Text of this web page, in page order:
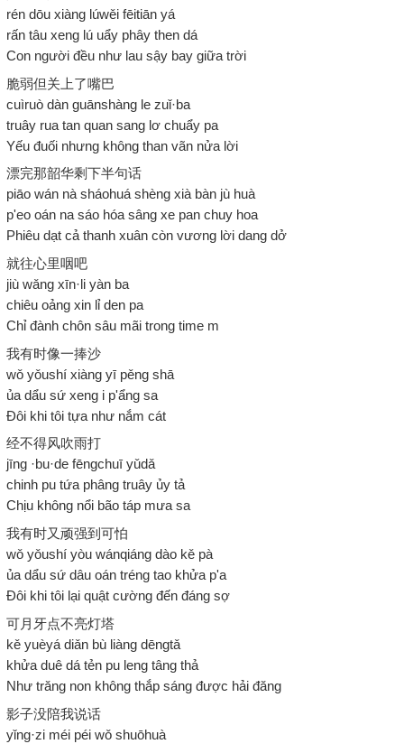
rén dōu xiàng lúwěi fēitiān yá
rấn tâu xeng lú uẩy phây then dá
Con người đều như lau sậy bay giữa trời
脆弱但关上了嘴巴
cuìruò dàn guānshàng le zuǐ·ba
truây rua tan quan sang lơ chuẩy pa
Yếu đuối nhưng không than vãn nửa lời
漂完那韶华剩下半句话
piāo wán nà sháohuá shèng xià bàn jù huà
p'eo oán na sáo hóa sâng xe pan chuy hoa
Phiêu dạt cả thanh xuân còn vương lời dang dở
就往心里咽吧
jiù wǎng xīn·li yàn ba
chiêu oảng xin lỉ den pa
Chỉ đành chôn sâu mãi trong time m
我有时像一捧沙
wǒ yǒushí xiàng yī pěng shā
ủa dẩu sứ xeng i p'ẩng sa
Đôi khi tôi tựa như nắm cát
经不得风吹雨打
jīng ·bu·de fēngchuī yǔdǎ
chinh pu tứa phâng truây ủy tả
Chịu không nổi bão táp mưa sa
我有时又顽强到可怕
wǒ yǒushí yòu wánqiáng dào kě pà
ủa dẩu sứ dâu oán tréng tao khửa p'a
Đôi khi tôi lại quật cường đến đáng sợ
可月牙点不亮灯塔
kě yuèyá diǎn bù liàng dēngtǎ
khửa duê dá tẻn pu leng tâng thả
Như trăng non không thắp sáng được hải đăng
影子没陪我说话
yǐng·zi méi péi wǒ shuōhuà